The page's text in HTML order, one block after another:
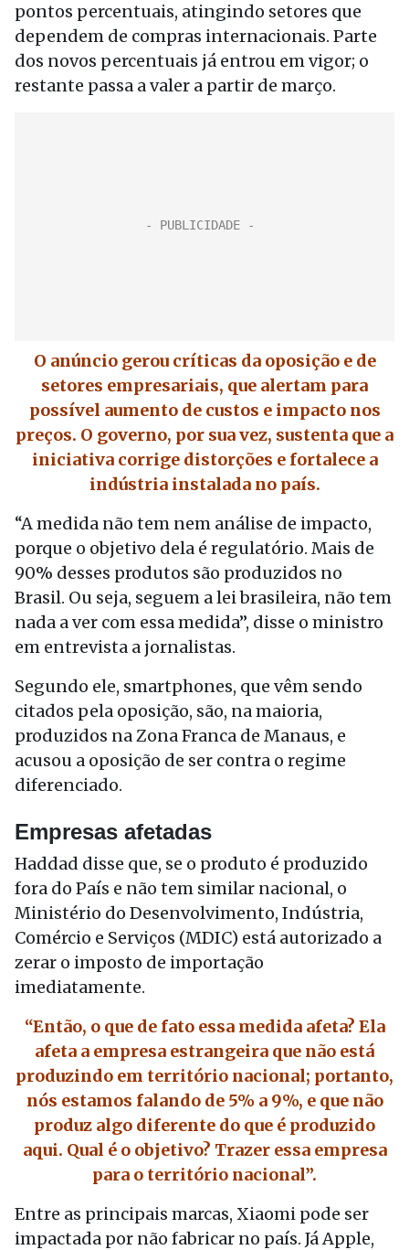
pontos percentuais, atingindo setores que
dependem de compras internacionais. Parte
dos novos percentuais já entrou em vigor; o
restante passa a valer a partir de março.
O anúncio gerou críticas da oposição e de
setores empresariais, que alertam para
possível aumento de custos e impacto nos
preços. O governo, por sua vez, sustenta que a
iniciativa corrige distorções e fortalece a
indústria instalada no país.
“A medida não tem nem análise de impacto,
porque o objetivo dela é regulatório. Mais de
90% desses produtos são produzidos no
Brasil. Ou seja, seguem a lei brasileira, não tem
nada a ver com essa medida”, disse o ministro
em entrevista a jornalistas.
Segundo ele, smartphones, que vêm sendo
citados pela oposição, são, na maioria,
produzidos na Zona Franca de Manaus, e
acusou a oposição de ser contra o regime
diferenciado.
Empresas afetadas
Haddad disse que, se o produto é produzido
fora do País e não tem similar nacional, o
Ministério do Desenvolvimento, Indústria,
Comércio e Serviços (MDIC) está autorizado a
zerar o imposto de importação
imediatamente.
“Então, o que de fato essa medida afeta? Ela
afeta a empresa estrangeira que não está
produzindo em território nacional; portanto,
nós estamos falando de 5% a 9%, e que não
produz algo diferente do que é produzido
aqui. Qual é o objetivo? Trazer essa empresa
para o território nacional”.
Entre as principais marcas, Xiaomi pode ser
impactada por não fabricar no país. Já Apple,